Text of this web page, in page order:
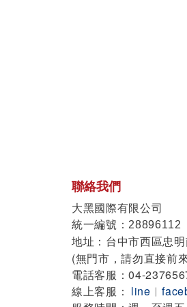
聯絡我們
大黑國際有限公司
統一編號 ：28896112
地址 ： 台中市西區忠
(無門市，請勿直接前
電話客服：04-
線上客服： line ︱